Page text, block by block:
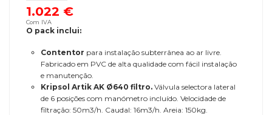
1.022 €
Com IVA
O pack inclui:
Contentor para instalação subterrânea ao ar livre.
Fabricado em PVC de alta qualidade com fácil instalação
e manutenção.
Kripsol Artik AK Ø640 filtro. Válvula selectora lateral
de 6 posições com manómetro incluído. Velocidade de
filtração: 50m3/h. Caudal: 16m3/h. Areia: 150kg.